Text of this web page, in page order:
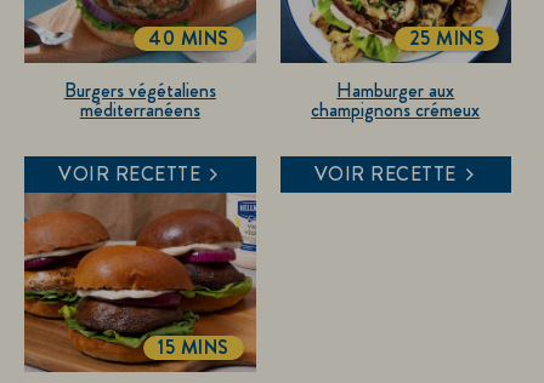
Burgers végétaliens
méditerranéens
TOTALTIME
40 MINS
VOIR RECETTE
Hamburger aux
champignons crémeux
TOTALTIME
25 MINS
VOIR RECETTE
TOTALTIME
15 MINS